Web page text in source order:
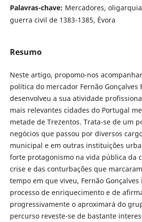
Palavras-chave: Mercadores,
guerra civil de 1383-1385, Évora
Resumo
Neste artigo, propomo-nos
política do mercador Fernão Gonçalves
desenvolveu a sua atividade
mais relevantes cidades do Portugal
metade de Trezentos. Trata-se de um
negócios que passou por diversos
municipal e em outras instituições
forte protagonismo na vida pública da
crise e das conturbações que
tempo em que viveu, Fernão
processo de enriquecimento e de
progressivamente o aproximará do
percurso reveste-se de bastante